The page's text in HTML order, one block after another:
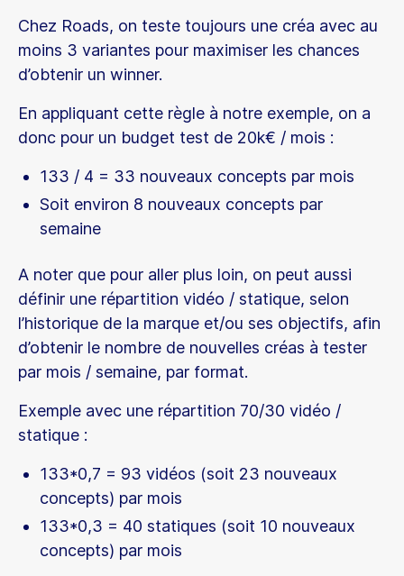
Chez Roads, on teste toujours une créa avec au
moins 3 variantes pour maximiser les chances
d’obtenir un winner.
En appliquant cette règle à notre exemple, on a
donc pour un budget test de 20k€ / mois :
133 / 4 = 33 nouveaux concepts par mois
Soit environ 8 nouveaux concepts par
semaine
A noter que pour aller plus loin, on peut aussi
définir une répartition vidéo / statique, selon
l’historique de la marque et/ou ses objectifs, afin
d’obtenir le nombre de nouvelles créas à tester
par mois / semaine, par format.
Exemple avec une répartition 70/30 vidéo /
statique :
133*0,7 = 93 vidéos (soit 23 nouveaux
concepts) par mois
133*0,3 = 40 statiques (soit 10 nouveaux
concepts) par mois